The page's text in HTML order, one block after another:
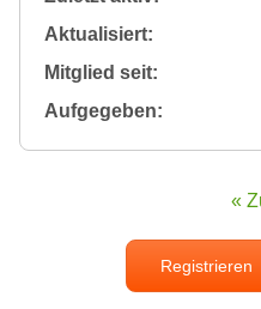
Aktualisiert:
Mitglied seit:
Aufgegeben:
«
Registrieren